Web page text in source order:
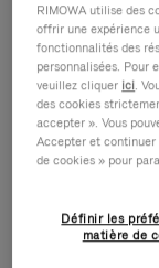
RIMOWA utilise des
offrir une expérience
fonctionnalités des
personnalisées. Pour
veuillez cliquer ici.
des cookies
accepter ». Vous
Accepter et
de cookies » pour
Définir les
matière de